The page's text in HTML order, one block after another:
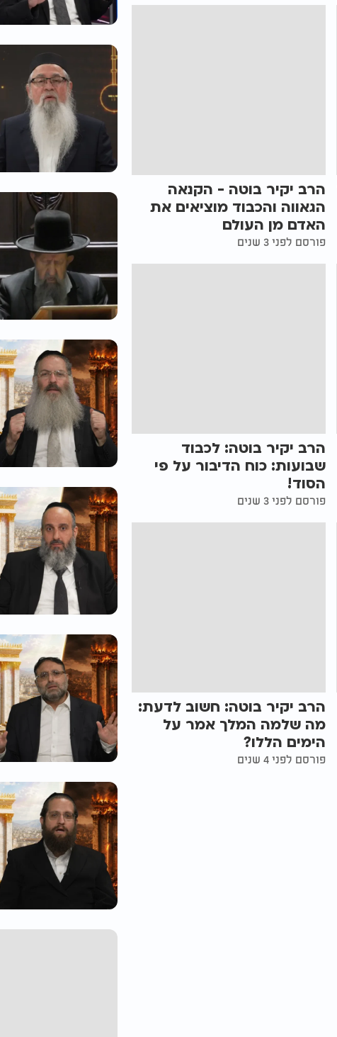
הרב יקיר בוטה - הקנאה
הגאווה והכבוד מוציאים את
האדם מן העולם
פורסם לפני 3 שנים
הרב יקיר בוטה: לכבוד
שבועות: כוח הדיבור על פי
הסוד!
פורסם לפני 3 שנים
הרב יקיר בוטה: חשוב לדעת:
מה שלמה המלך אמר על
הימים הללו?
פורסם לפני 4 שנים